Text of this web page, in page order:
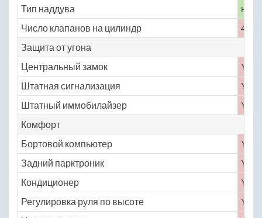
Тип наддува
нет
Число клапанов на цилиндр
4
Защита от угона
Центральный замок
Yes
Штатная сигнализация
Yes
Штатный иммобилайзер
Yes
Комфорт
Бортовой компьютер
Yes
Задний парктроник
Yes
Кондиционер
Yes
Регулировка руля по высоте
Yes